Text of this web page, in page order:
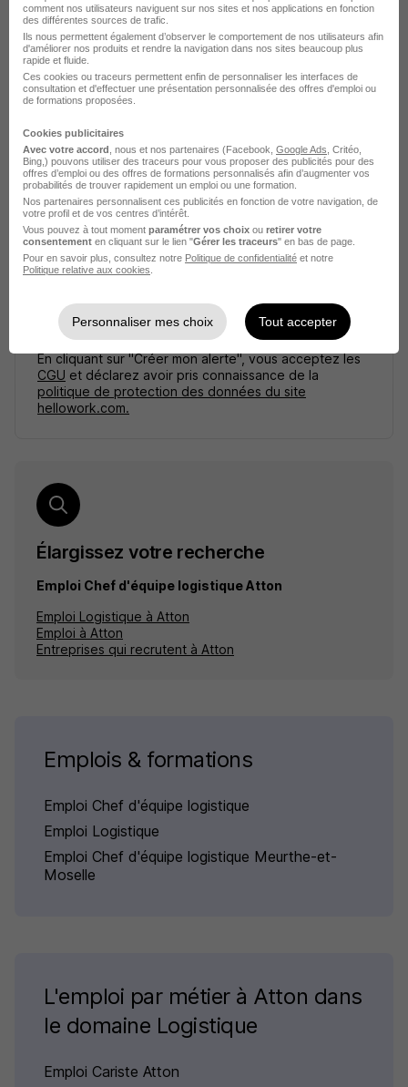
Pont-à-Mousson - 54 CDI 2 500 - 2 900 € / mois
Voir l’offre
il y a 18 jours
Créez une alerte
Soyez alerté des nouvelles offres pour cette
recherche dès leur parution.
Créer mon alerte
En cliquant sur "Créer mon alerte", vous acceptez les
CGU et déclarez avoir pris connaissance de la
politique de protection des données du site
hellowork.com.
Élargissez votre recherche
Emploi Chef d'équipe logistique Atton
Emploi Logistique à Atton
Emploi à Atton
Entreprises qui recrutent à Atton
Emplois & formations
Emploi Chef d'équipe logistique
Emploi Logistique
Emploi Chef d'équipe logistique Meurthe-et-
Moselle
L'emploi par métier à Atton dans
le domaine Logistique
Emploi Cariste Atton
comment nos utilisateurs naviguent sur nos sites et nos applications en fonction
des différentes sources de trafic.
Ils nous permettent également d’observer le comportement de nos utilisateurs afin
d'améliorer nos produits et rendre la navigation dans nos sites beaucoup plus
rapide et fluide.
Ces cookies ou traceurs permettent enfin de personnaliser les interfaces de
consultation et d'effectuer une présentation personnalisée des offres d'emploi ou
de formations proposées.
Cookies publicitaires
Avec votre accord , nous et nos partenaires (Facebook, Google Ads , Critéo,
Bing,) pouvons utiliser des traceurs pour vous proposer des publicités pour des
offres d’emploi ou des offres de formations personnalisés afin d’augmenter vos
probabilités de trouver rapidement un emploi ou une formation.
Nos partenaires personnalisent ces publicités en fonction de votre navigation, de
votre profil et de vos centres d’intérêt.
Vous pouvez à tout moment paramétrer vos choix ou retirer votre
consentement en cliquant sur le lien "Gérer les traceurs" en bas de page.
Pour en savoir plus, consultez notre Politique de confidentialité et notre
Politique relative aux cookies
Personnaliser mes choix Tout accepter